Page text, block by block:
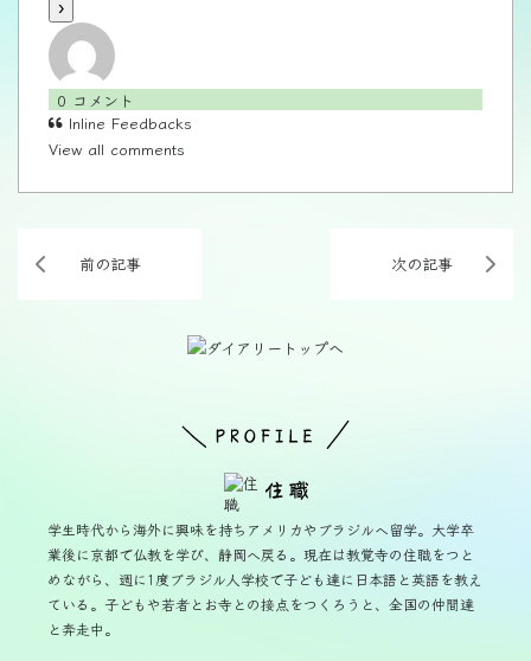
0 コメント
Inline Feedbacks
View all comments
前の記事 次の記事
学生時代から海外に興味を持ちアメリカやブラジルへ留学。大学卒
業後に京都で仏教を学び、静岡へ戻る。現在は教覚寺の住職をつと
めながら、週に1度ブラジル人学校で子ども達に日本語と英語を教え
ている。子どもや若者とお寺との接点をつくろうと、全国の仲間達
と奔走中。